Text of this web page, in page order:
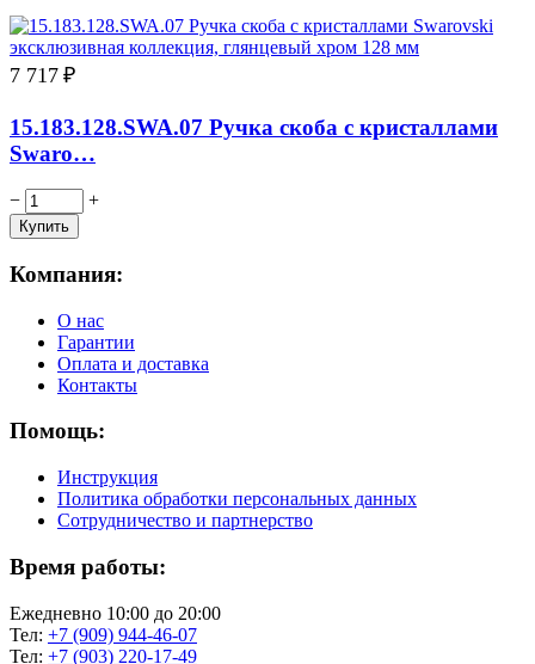
7 717 ₽
15.183.128.SWA.07 Ручка скоба с кристаллами
Swaro…
− +
Компания:
О нас
Гарантии
Оплата и доставка
Контакты
Помощь:
Инструкция
Политика обработки персональных данных
Сотрудничество и партнерство
Время работы:
Ежедневно 10:00 до 20:00
Тел: +7 (909) 944-46-07
Тел: +7 (903) 220-17-49